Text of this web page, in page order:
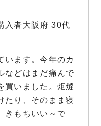
入者大阪府 30代
います。今年のカ
などはまだ痛んで
買いました。炬燵
たり、そのまま寝
きもちいい～で